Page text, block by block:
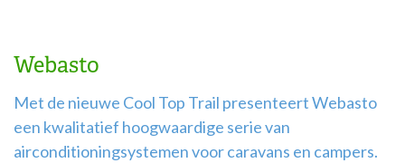
Webasto
Met de nieuwe Cool Top Trail presenteert Webasto
een kwalitatief hoogwaardige serie van
airconditioningsystemen voor caravans en campers.